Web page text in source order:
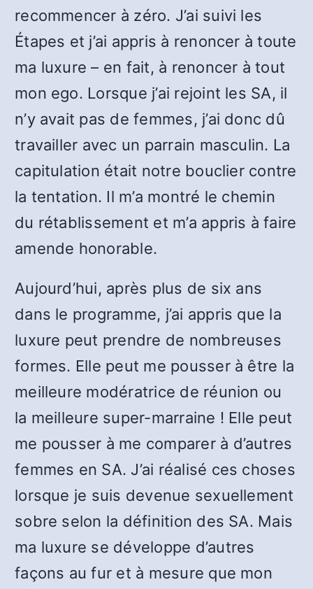
recommencer à zéro. J’ai suivi les
Étapes et j’ai appris à renoncer à toute
ma luxure – en fait, à renoncer à tout
mon ego. Lorsque j’ai rejoint les SA, il
n’y avait pas de femmes, j’ai donc dû
travailler avec un parrain masculin. La
capitulation était notre bouclier contre
la tentation. Il m’a montré le chemin
du rétablissement et m’a appris à faire
amende honorable.
Aujourd’hui, après plus de six ans
dans le programme, j’ai appris que la
luxure peut prendre de nombreuses
formes. Elle peut me pousser à être la
meilleure modératrice de réunion ou
la meilleure super-marraine ! Elle peut
me pousser à me comparer à d’autres
femmes en SA. J’ai réalisé ces choses
lorsque je suis devenue sexuellement
sobre selon la définition des SA. Mais
ma luxure se développe d’autres
façons au fur et à mesure que mon